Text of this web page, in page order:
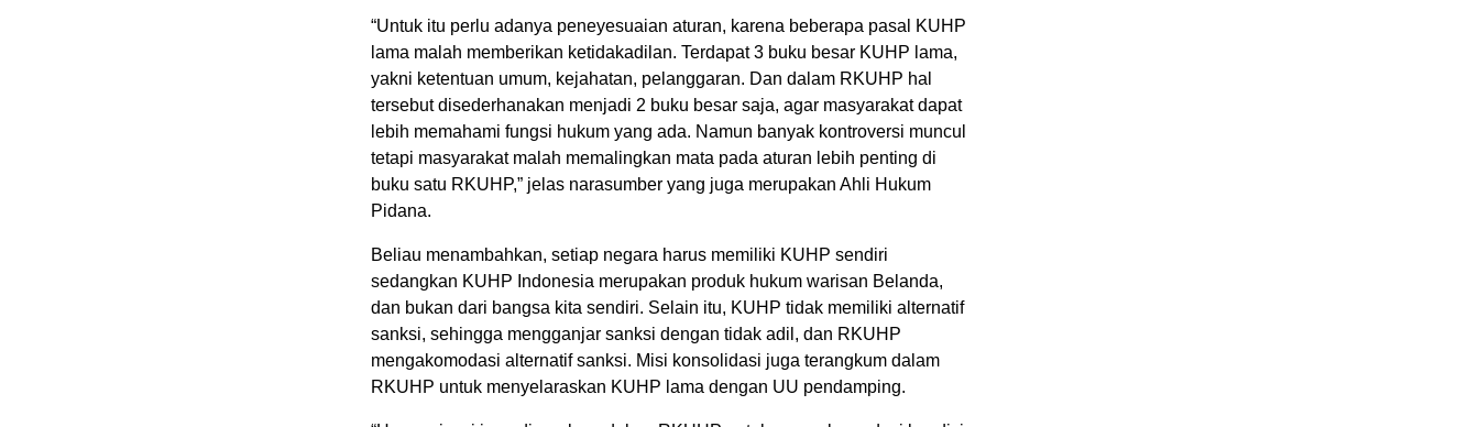
“Untuk itu perlu adanya peneyesuaian aturan, karena beberapa pasal KUHP
lama malah memberikan ketidakadilan. Terdapat 3 buku besar KUHP lama,
yakni ketentuan umum, kejahatan, pelanggaran. Dan dalam RKUHP hal
tersebut disederhanakan menjadi 2 buku besar saja, agar masyarakat dapat
lebih memahami fungsi hukum yang ada. Namun banyak kontroversi muncul
tetapi masyarakat malah memalingkan mata pada aturan lebih penting di
buku satu RKUHP,” jelas narasumber yang juga merupakan Ahli Hukum
Pidana.
Beliau menambahkan, setiap negara harus memiliki KUHP sendiri
sedangkan KUHP Indonesia merupakan produk hukum warisan Belanda,
dan bukan dari bangsa kita sendiri. Selain itu, KUHP tidak memiliki alternatif
sanksi, sehingga mengganjar sanksi dengan tidak adil, dan RKUHP
mengakomodasi alternatif sanksi. Misi konsolidasi juga terangkum dalam
RKUHP untuk menyelaraskan KUHP lama dengan UU pendamping.